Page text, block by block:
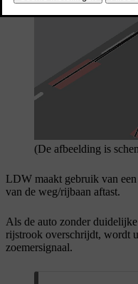
(De afbeelding is
LDW maakt gebruik van
van de weg/rijbaan aftast.
Als de auto zonder
rijstrook overschrijdt, wordt
zoemersignaal.